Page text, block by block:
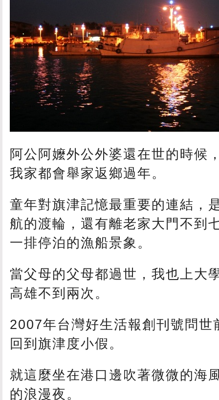
阿公阿嬤外公外婆還在世的時候
我家都會舉家返鄉過年。
童年對旗津記憶最重要的連結，
航的渡輪，還有離老家大門不到
一排停泊的漁船景象。
當父母的父母都過世，我也上大
高雄不到兩次。
2007年台灣好生活報創刊號問世
回到旗津度小假。
就這麼坐在港口邊吹著微微的海
的浪漫夜。